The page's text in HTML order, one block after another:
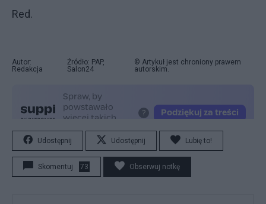
Red.
Autor:
Redakcja
Źródło: PAP,
Salon24
© Artykuł jest chroniony prawem
autorskim.
Udostępnij Udostępnij Lubię to!
Skomentuj 73 Obserwuj notkę